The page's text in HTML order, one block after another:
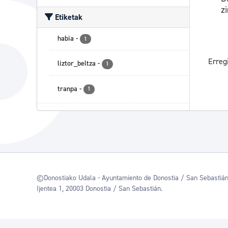
Etiketak
habia - 1
liztor_beltza - 1
tranpa - 1
©Donostiako Udala - Ayuntamiento de Donostia / San Sebastián
Ijentea 1, 20003 Donostia / San Sebastián.